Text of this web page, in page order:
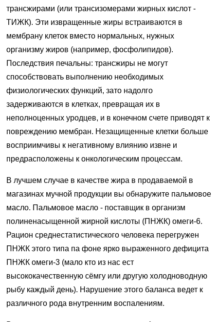
трансжирами (или трансизомерами жирных кислот -
ТИЖК). Эти извращенные жиры встраиваются в
мембрану клеток вместо нормальных, нужных
организму жиров (например, фосфолипидов).
Последствия печальны: трансжиры не могут
способствовать выполнению необходимых
физиологических функций, зато надолго
задерживаются в клетках, превращая их в
неполноценных уродцев, и в конечном счете приводят к
повреждению мембран. Незащищенные клетки больше
восприимчивы к негативному влиянию извне и
предрасположены к онкологическим процессам.
В лучшем случае в качестве жира в продаваемой в
магазинах мучной продукции вы обнаружите пальмовое
масло. Пальмовое масло - поставщик в организм
полиненасыщенной жирной кислоты (ПНЖК) омеги-6.
Рацион среднестатистического человека перегружен
ПНЖК этого типа па фоне ярко выраженного дефицита
ПНЖК омеги-3 (мало кто из нас ест
высококачественную сёмгу или другую холодноводную
рыбу каждый день). Нарушение этого баланса ведет к
различного рода внутренним воспалениям.